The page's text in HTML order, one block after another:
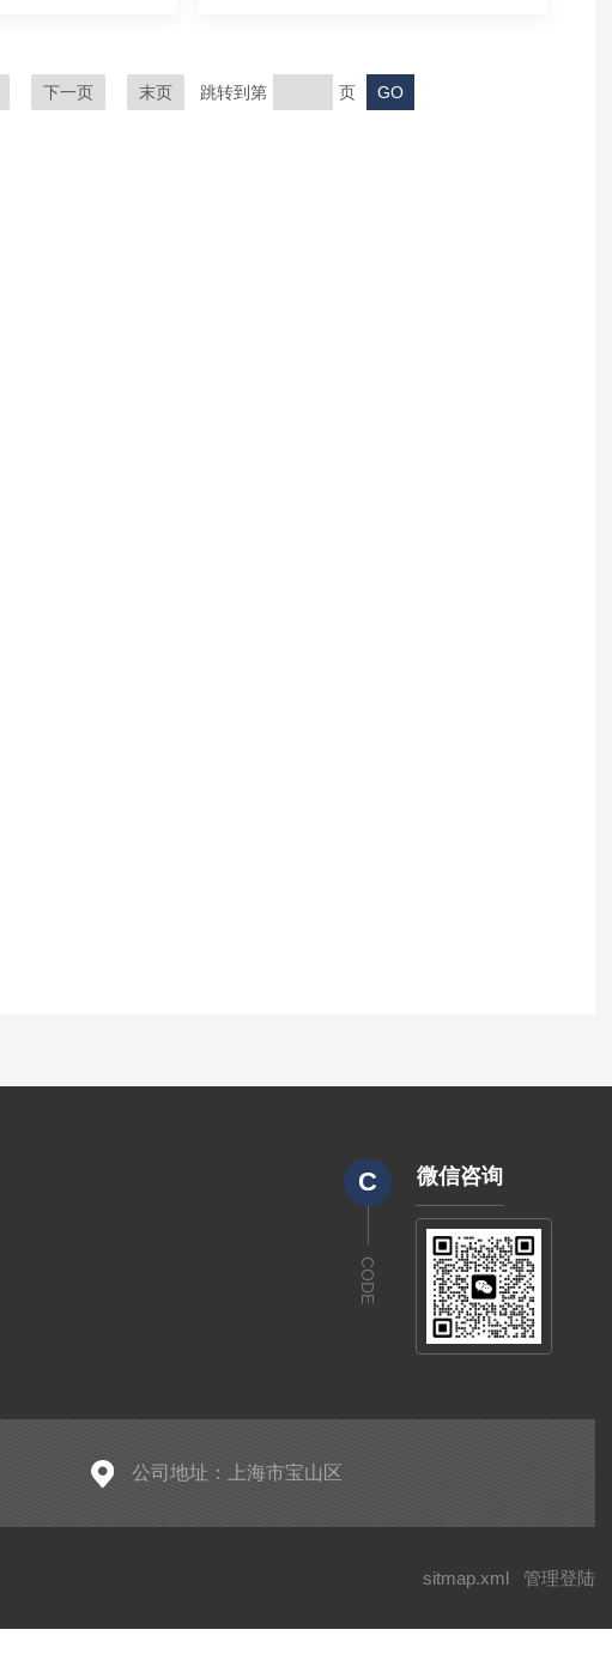
下一页 末页 跳转到第 页
C
CODE
微信咨询
公司地址：上海市宝山区
sitmap.xml 管理登陆